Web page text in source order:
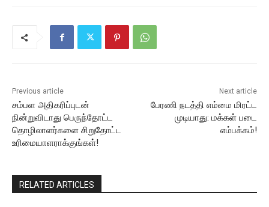
Previous article
சம்பள அதிகரிப்புடன்
நின்றுவிடாது பெருந்தோட்ட
தொழிலாளர்களை சிறுதோட்ட
உரிமையாளராக்குங்கள்!
Next article
பேரணி நடத்தி எம்மை மிரட்ட
முடியாது: மக்கள் படை
எம்பக்கம்!
RELATED ARTICLES